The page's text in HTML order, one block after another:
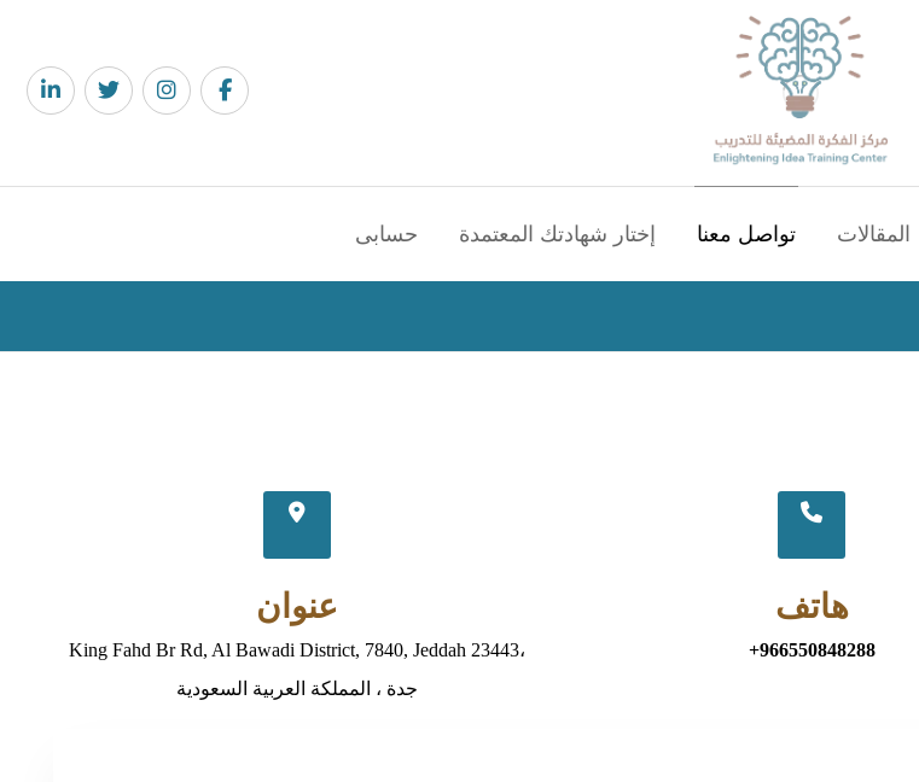
المقالات تواصل معنا إختار شهادتك المعتمدة حسابى
هاتف
+966550848288
عنوان
King Fahd Br Rd, Al Bawadi District, 7840, Jeddah 23443،
جدة ، المملكة العربية السعودية